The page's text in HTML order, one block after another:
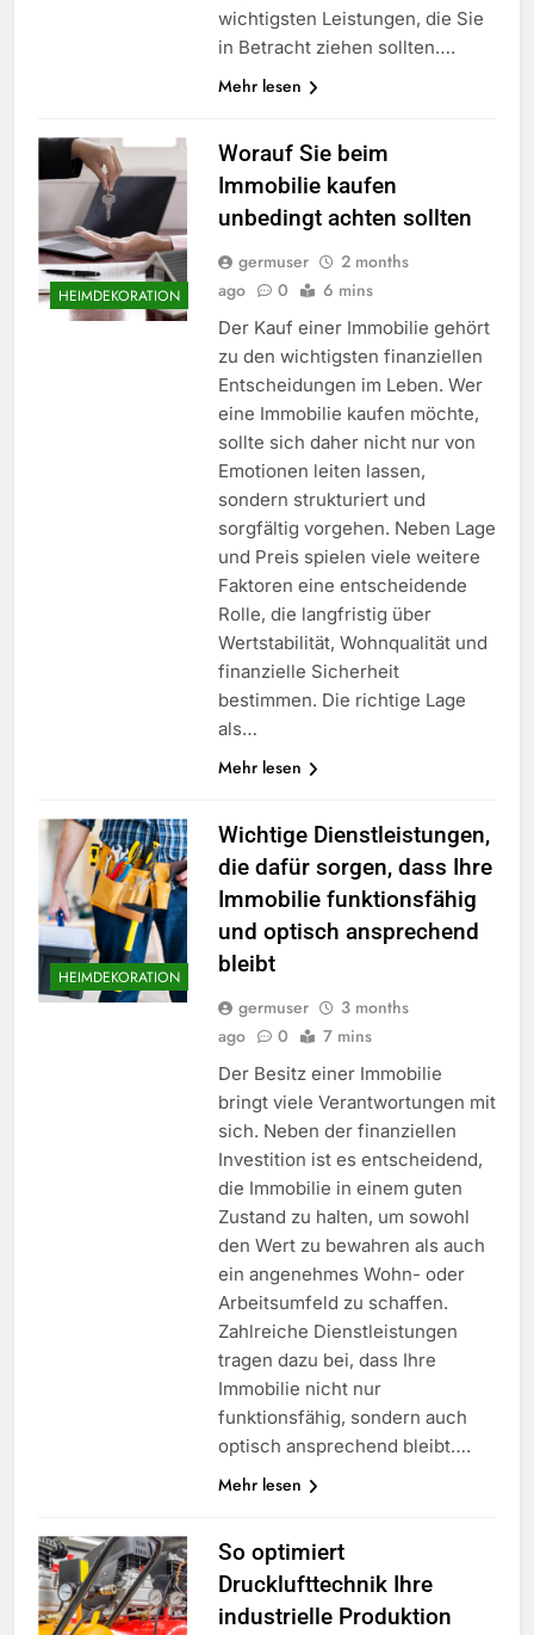
wichtigsten Leistungen, die Sie
in Betracht ziehen sollten….
Mehr lesen
HEIMDEKORATION
Worauf Sie beim
Immobilie kaufen
unbedingt achten sollten
germuser
2 months
ago
0 6 mins
Der Kauf einer Immobilie gehört
zu den wichtigsten finanziellen
Entscheidungen im Leben. Wer
eine Immobilie kaufen möchte,
sollte sich daher nicht nur von
Emotionen leiten lassen,
sondern strukturiert und
sorgfältig vorgehen. Neben Lage
und Preis spielen viele weitere
Faktoren eine entscheidende
Rolle, die langfristig über
Wertstabilität, Wohnqualität und
finanzielle Sicherheit
bestimmen. Die richtige Lage
als…
Mehr lesen
HEIMDEKORATION
Wichtige Dienstleistungen,
die dafür sorgen, dass Ihre
Immobilie funktionsfähig
und optisch ansprechend
bleibt
germuser
3 months
ago
0 7 mins
Der Besitz einer Immobilie
bringt viele Verantwortungen mit
sich. Neben der finanziellen
Investition ist es entscheidend,
die Immobilie in einem guten
Zustand zu halten, um sowohl
den Wert zu bewahren als auch
ein angenehmes Wohn- oder
Arbeitsumfeld zu schaffen.
Zahlreiche Dienstleistungen
tragen dazu bei, dass Ihre
Immobilie nicht nur
funktionsfähig, sondern auch
optisch ansprechend bleibt….
Mehr lesen
So optimiert
Drucklufttechnik Ihre
industrielle Produktion